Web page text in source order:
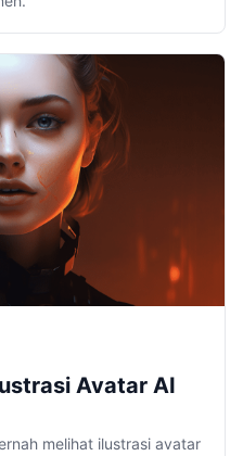
Avatar AI
melihat ilustrasi avatar